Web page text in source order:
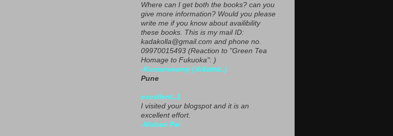
Where can I get both the books? can you
give more information? Would you please
write me if you know about availibility
these books. This is my mail ID:
kadakolla@gmail.com and phone no.
09970015493 (Reaction to "Green Tea
Homage to Fukuoka": )
-Kumarswamy (ಕುಕೂಊ..)
Pune
excellent..1
I visited your blogspot and it is an
excellent effort.
-Mohan Pai